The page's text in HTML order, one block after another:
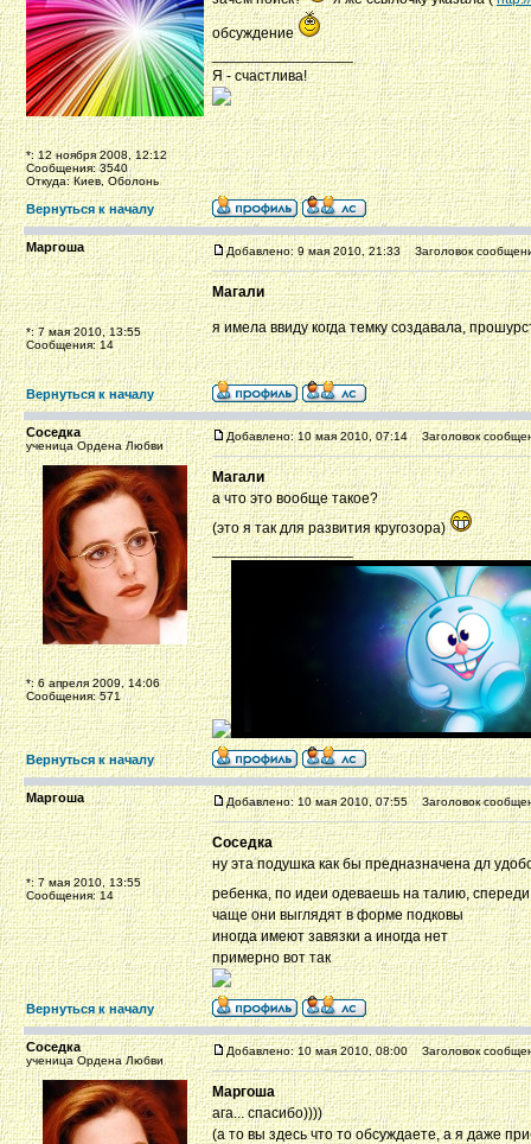
*: 12 ноября 2008, 12:12
Сообщения: 3540
Откуда: Киев, Оболонь
обсуждение
_________________
Я - счастлива!
Вернуться к началу
Маргоша
*: 7 мая 2010, 13:55
Сообщения: 14
Добавлено: 9 мая 2010, 21:33 Заголовок
Магали
я имела ввиду когда темку создавала,
Вернуться к началу
Соседка
ученица Ордена Любви
*: 6 апреля 2009, 14:06
Сообщения: 571
Добавлено: 10 мая 2010, 07:14 Заголовок
Магали
а что это вообще такое?
(это я так для развития кругозора)
_________________
Вернуться к началу
Маргоша
*: 7 мая 2010, 13:55
Сообщения: 14
Добавлено: 10 мая 2010, 07:55 Заголовок
Соседка
ну эта подушка как бы предназначена дл
ребенка, по идеи одеваешь на талию,
чаще они выглядят в форме подковы
иногда имеют завязки а иногда нет
примерно вот так
Вернуться к началу
Соседка
ученица Ордена Любви
Добавлено: 10 мая 2010, 08:00 Заголовок
Маргоша
ага... спасибо))))
(а то вы здесь что то обсуждаете, а я даже